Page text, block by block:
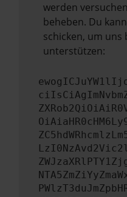
werden
beheben. Du
schicken, um uns
unterstützen: